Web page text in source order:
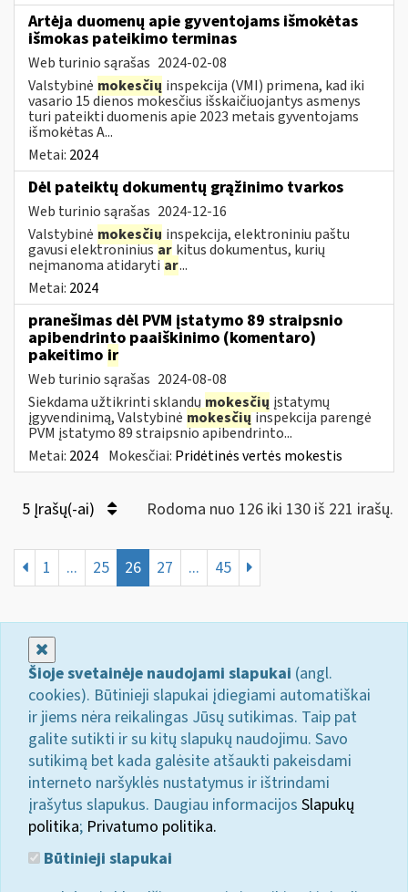
Artėja duomenų apie gyventojams išmokėtas
išmokas pateikimo terminas
Web turinio sąrašas 2024-02-08
Valstybinė mokesčių inspekcija (VMI) primena, kad iki
vasario 15 dienos mokesčius išskaičiuojantys asmenys
turi pateikti duomenis apie 2023 metais gyventojams
išmokėtas A...
Metai: 2024
Dėl pateiktų dokumentų grąžinimo tvarkos
Web turinio sąrašas 2024-12-16
Valstybinė mokesčių inspekcija, elektroniniu paštu
gavusi elektroniniusar kitus dokumentus, kurių
neįmanoma atidarytiar...
Metai: 2024
pranešimas dėl PVM įstatymo 89 straipsnio
apibendrinto paaiškinimo (komentaro)
pakeitimo ir
Web turinio sąrašas 2024-08-08
Siekdama užtikrinti sklandų mokesčių įstatymų
įgyvendinimą, Valstybinė mokesčiųinspekcija parengė
PVM įstatymo 89 straipsnio apibendrinto...
Metai: 2024 Mokesčiai: Pridėtinės vertės mokestis
5 Įrašų(-ai) Rodoma nuo 126 iki 130 iš 221 irašų.
1 ... 25 26 27 ... 45
Šioje svetainėje naudojami slapukai (angl.
cookies). Būtinieji slapukai įdiegiami automatiškai
ir jiems nėra reikalingas Jūsų sutikimas. Taip pat
galite sutikti ir su kitų slapukų naudojimu. Savo
sutikimą bet kada galėsite atšaukti pakeisdami
interneto naršyklės nustatymus ir ištrindami
įrašytus slapukus. Daugiau informacijos Slapukų
politika; Privatumo politika.
Būtinieji slapukai